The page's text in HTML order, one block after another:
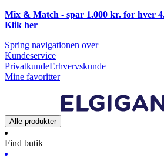
Mix & Match - spar 1.000 kr. for hver
Klik her
Spring navigationen over
Kundeservice
PrivatkundeErhvervskunde
Mine favoritter
Alle produkter
Find butik